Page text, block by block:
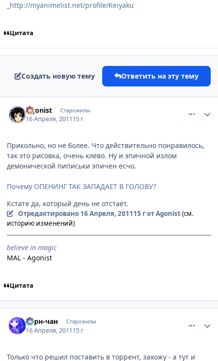
_http://myanimelist.net/profile/Keiyaku
Цитата
Создать новую тему Ответить на эту тему
Agonist Старожилы
16 Апреля, 201115 г
Прикольно, но не более. Что действительно понравилось,
так это рисовка, очень клёво. Ну и эпичной излом
демонической пиписьки эпичен есчо.
Почему ОПЕНИНГ ТАК ЗАПАДАЕТ В ГОЛОВУ?
Кстате да, который день не отстаёт.
Отредактировано 16 Апреля, 201115 гот Agonist(см.
историю изменений)
believe in magic
MAL - Agonist
Цитата
Берн-чан Старожилы
16 Апреля, 201115 г
Только что решил поставить в торрент, захожу - а тут и